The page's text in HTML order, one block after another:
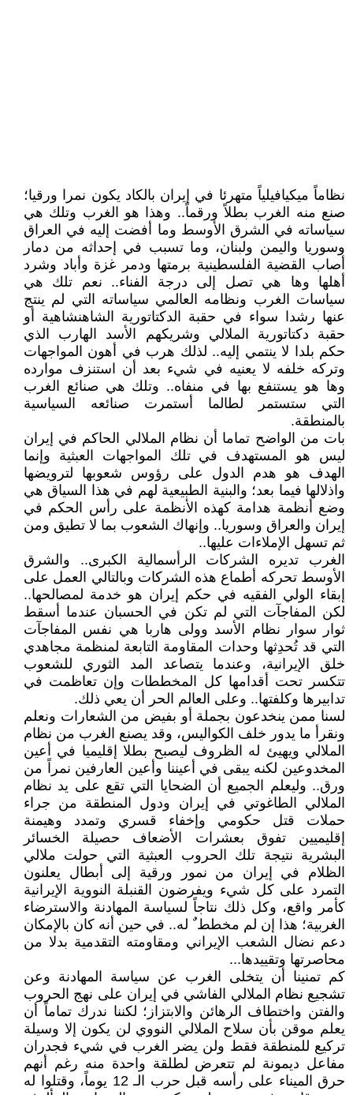
نظاماً ميكيافيلياً متهرئا في إيران بالكاد يكون نمرا ورقيا؛
صنع منه الغرب بطلاً ورقماً.. وهذا هو الغرب وتلك هي
سياساته في الشرق الأوسط وما أفضت إليه في العراق
وسوريا واليمن ولبنان، وما تسبب في إحداثه من دمار
أصاب القضية الفلسطينية برمتها ودمر غزة وأباد وشرد
أهلها وها هي تصل إلى درجة الفناء.. نعم تلك هي
سياسات الغرب ونظامه العالمي سياساته التي لم ينتج
عنها رشدا سواء في حقبة الدكتاتورية الشاهنشاهية أو
حقبة دكتاتورية الملالي وشريكهم الأسد الهارب الذي
حكم بلدا لا ينتمي إليه.. لذلك هرب في أهون المواجهات
وتركه خلفه لا يعنيه في شيء بعد أن استنزف موارده
وها هو يستنفع بها في منفاه.. وتلك هي صنائع الغرب
التي ستستمر لطالما أستمرت صنائعه السياسية
بالمنطقة.
بات من الواضح تماما أن نظام الملالي الحاكم في إيران
ليس هو المستهدف في تلك المواجهات العبثية وإنما
الهدف هو هدم الدول على رؤوس شعوبها لترويضها
واذلالها فيما بعد؛ والبنية الطبيعية لهم في هذا السياق هي
وضع أنظمة هدامة كهذه الأنظمة على رأس الحكم في
إيران والعراق وسوريا.. وإنهاك الشعوب بما لا تطيق ومن
ثم تسهل الإملاءات عليها..
الغرب تديره الشركات الرأسمالية الكبرى.. والشرق
الأوسط تحركه أطماع هذه الشركات وبالتالي العمل على
إبقاء الولي الفقيه في حكم إيران هو خدمة لمصالحها..
لكن المفاجآت التي لم تكن في الحسبان عندما أسقط
ثوار سوار نظام الأسد وولى هاربا هي نفس المفاجآت
التي قد تُحدِثها وحدات المقاومة التابعة لمنظمة مجاهدي
خلق الإيرانية، وعندما يتصاعد المد الثوري للشعوب
تتكسر تحت أقدامها كل المخططات وإن تعاظمت في
تدابيرها وكلفتها.. وعلى العالم الحر أن يعي ذلك.
لسنا ممن ينخدعون بجملة أو بفيض من الشعارات ونعلم
ونقرأ ما يدور خلف الكواليس، وقد يصنع الغرب من نظام
الملالي ويهيئ له الظروف ليصبح بطلا إقليميا في أعين
المخدوعين لكنه يبقى في أعيننا وأعين العارفين نمراً من
ورق.. وليعلم الجميع أن الضحايا التي تقع على يد نظام
الملالي الطاغوتي في إيران ودول المنطقة من جراء
حملات قتل حكومي وإخفاء قسري وتمدد وهيمنة
إقليميين تفوق بعشرات الأضعاف حصيلة الخسائر
البشرية نتيجة تلك الحروب العبثية التي حولت ملالي
الظلام في إيران من نمور ورقية إلى أبطال يعلنون
التمرد على كل شيء ويفرضون القنبلة النووية الإيرانية
كأمر واقع، وكل ذلك نتاجاً لسياسة المهادنة والاسترضاء
الغربية؛ هذا إن لم مخطط ٌ له.. في حين أنه كان بالإمكان
دعم نضال الشعب الإيراني ومقاومته التقدمية بدلا من
محاصرتها وتقييدها...
كم تمنينا أن يتخلى الغرب عن سياسة المهادنة وعن
تشجيع نظام الملالي الفاشي في إيران على نهج الحروب
والفتن واختطاف الرهائن والابتزاز؛ لكننا ندرك تماماً أن
يعلم موقن بأن سلاح الملالي النووي لن يكون إلا وسيلة
تركيع للمنطقة فقط ولن يضر الغرب في شيء فجدران
مفاعل ديمونة لم تتعرض لطلقة واحدة منه رغم أنهم
حرق الميناء على رأسه قبل حرب الـ 12 يوماً، وقتلوا له